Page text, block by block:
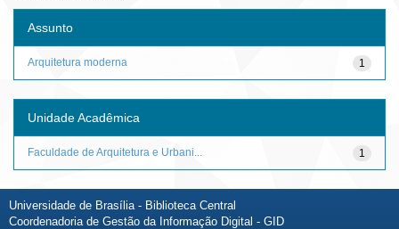
Assunto
1
Arquitetura moderna
Unidade Acadêmica
1
Faculdade de Arquitetura e Urbani...
Universidade de Brasília - Biblioteca Central
Coordenadoria de Gestão da Informação Digital - GID